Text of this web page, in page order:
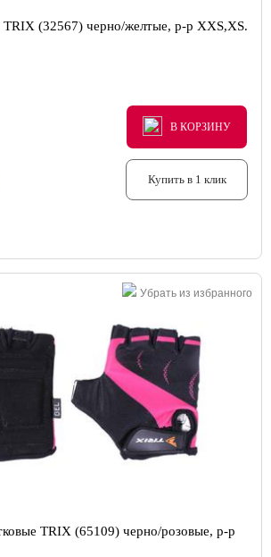
TRIX (32567) черно/желтые, р-р XXS,XS.
В КОРЗИНУ
В КОРЗИНУ
В КОРЗИНУ
Купить в 1 клик
Убрать из избранного
TRIX (65109) черно/розовые, р-р